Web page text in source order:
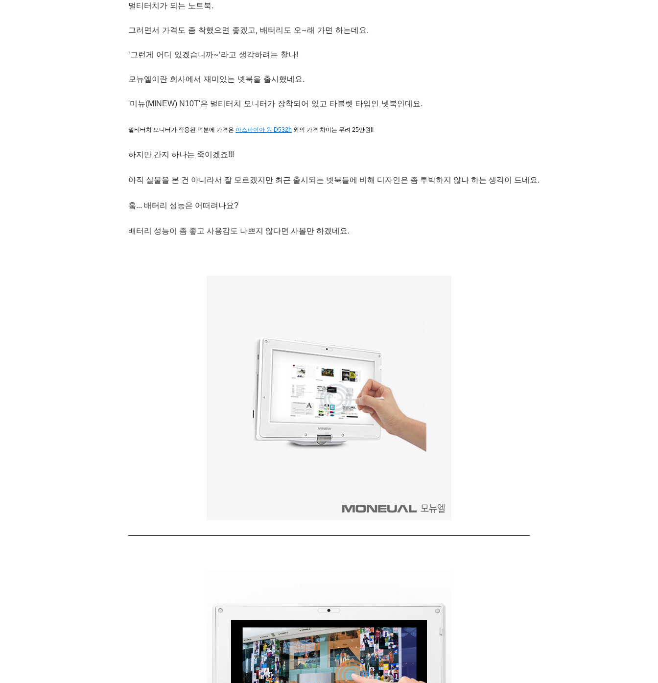
멀티터치가 되는 노트북.
그러면서 가격도 좀 착했으면 좋겠고, 배터리도 오~래 가면 하는데요.
'그런게 어디 있겠습니까~'라고 생각하려는 찰나!
모뉴엘이란 회사에서 재미있는 넷북을 출시했네요.
'미뉴(MINEW) N10T'은 멀티터치 모니터가 장착되어 있고 타블렛 타입인 넷북인데요.
멀티터치 모니터가 적용된 덕분에 가격은 아스파이아 원 D532h 와의 가격 차이는 무려 25만원!!
하지만 간지 하나는 죽이겠죠!!!
아직 실물을 본 건 아니라서 잘 모르겠지만 최근 출시되는 넷북들에 비해 디자인은 좀 투박하지 않나 하는 생각이 드네요.
훔... 배터리 성능은 어떠려나요?
배터리 성능이 좀 좋고 사용감도 나쁘지 않다면 사볼만 하겠네요.